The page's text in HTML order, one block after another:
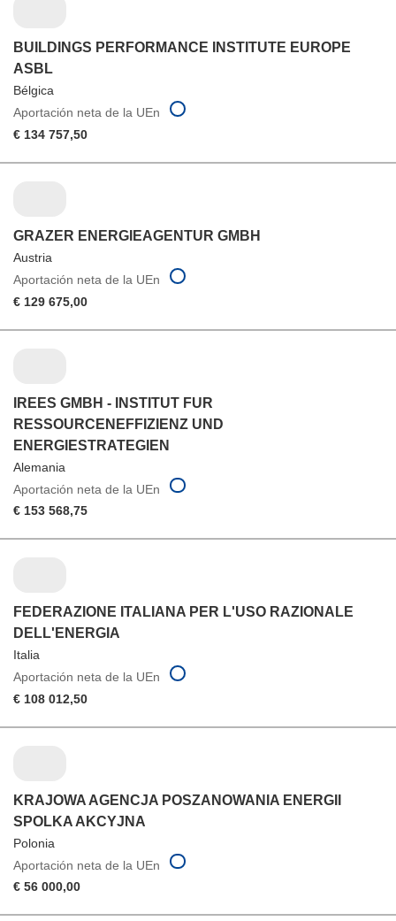
BUILDINGS PERFORMANCE INSTITUTE EUROPE
ASBL
Bélgica
Aportación neta de la UEn
€ 134 757,50
GRAZER ENERGIEAGENTUR GMBH
Austria
Aportación neta de la UEn
€ 129 675,00
IREES GMBH - INSTITUT FUR
RESSOURCENEFFIZIENZ UND
ENERGIESTRATEGIEN
Alemania
Aportación neta de la UEn
€ 153 568,75
FEDERAZIONE ITALIANA PER L'USO RAZIONALE
DELL'ENERGIA
Italia
Aportación neta de la UEn
€ 108 012,50
KRAJOWA AGENCJA POSZANOWANIA ENERGII
SPOLKA AKCYJNA
Polonia
Aportación neta de la UEn
€ 56 000,00